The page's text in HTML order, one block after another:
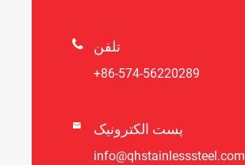
 تلفن
+86-574-56220289
 پست الکترونیک
info@qhstainlesssteel.com